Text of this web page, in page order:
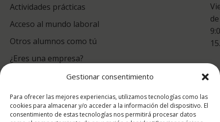
Gestionar consentimiento
Para ofrecer las mejores experiencias, utilizamos tecnologías como las
cookies para almacenar y/o acceder a la información del dispositivo. El
consentimiento de estas tecnologías nos permitirá procesar datos
Actividades prácticas
Acceso al mundo laboral
Otros alumnos como tú
¿Eres una empresa?
de
puntuación para ESAH
9.4/10
basado en1331